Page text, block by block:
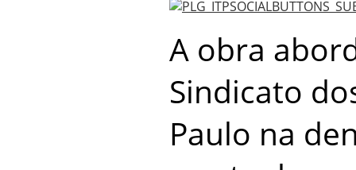
A obra
Sindicato
Paulo na